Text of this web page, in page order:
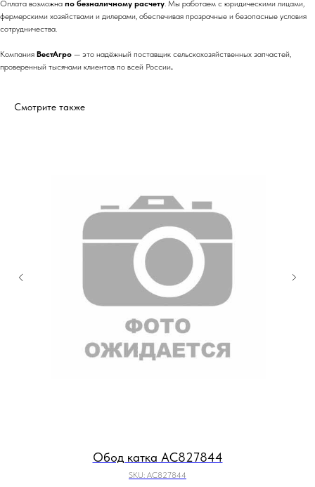
Оплата возможна по безналичному расчету. Мы работаем с юридическими лицами,
фермерскими хозяйствами и дилерами, обеспечивая прозрачные и безопасные условия
сотрудничества.
Компания ВестАгро — это надёжный поставщик сельскохозяйственных запчастей,
проверенный тысячами клиентов по всей России.
Смотрите также
Обод катка AC827844
SKU: AC827844